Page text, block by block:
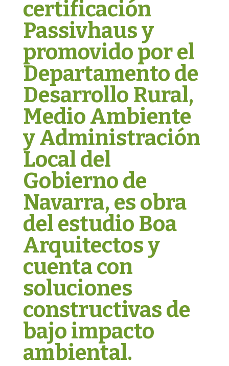
certificación
Passivhaus y
promovido por el
Departamento de
Desarrollo Rural,
Medio Ambiente
y Administración
Local del
Gobierno de
Navarra, es obra
del estudio Boa
Arquitectos y
cuenta con
soluciones
constructivas de
bajo impacto
ambiental.